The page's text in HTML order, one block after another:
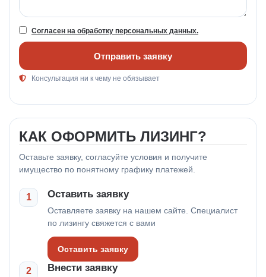
Согласен на обработку персональных данных.
Отправить заявку
Консультация ни к чему не обязывает
КАК ОФОРМИТЬ ЛИЗИНГ?
Оставьте заявку, согласуйте условия и получите
имущество по понятному графику платежей.
1 Оставить заявку
Оставляете заявку на нашем сайте. Специалист
по лизингу свяжется с вами
Оставить заявку
2 Внести заявку